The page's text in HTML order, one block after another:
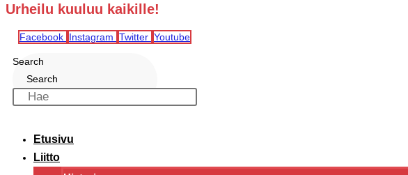
Urheilu kuuluu kaikille!
Facebook Instagram Twitter Youtube
Search
Search
Etusivu
Liitto